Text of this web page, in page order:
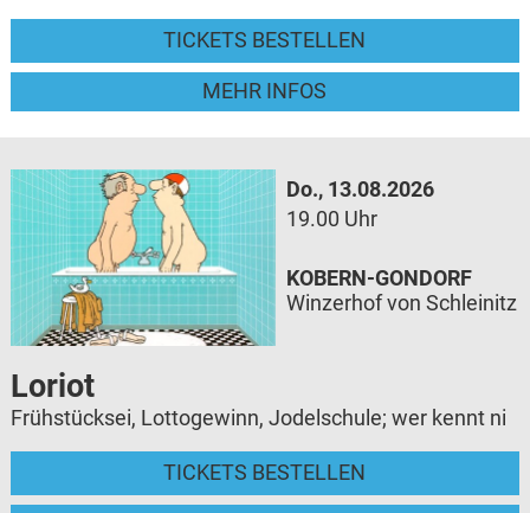
TICKETS BESTELLEN
MEHR INFOS
Do., 13.08.2026
19.00 Uhr
Loriot
Frühstücksei, Lottogewinn, Jodelschule; wer kennt ni
TICKETS BESTELLEN
KOBERN-GONDORF
Winzerhof von Schleinitz